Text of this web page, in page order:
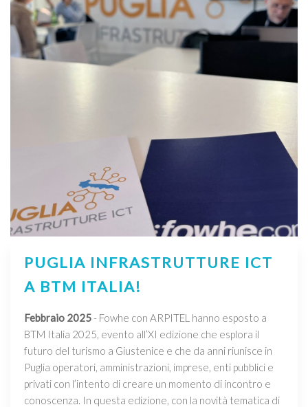
PUGLIA INFRASTRUTTURE ICT
A BTM ITALIA!
Febbraio 2025- Fowhe con ARPITEL hanno esposto a
BTM Italia 2025, evento all’XI edizione che esplora il
futuro del turismo a Giustenice e che da anni riunisce in
Puglia operatori, amministrazioni, imprese, enti pubblici e
privati con l’intento di creare un momento di incontro e
conoscenza. In questa edizione, con la novità tematica di